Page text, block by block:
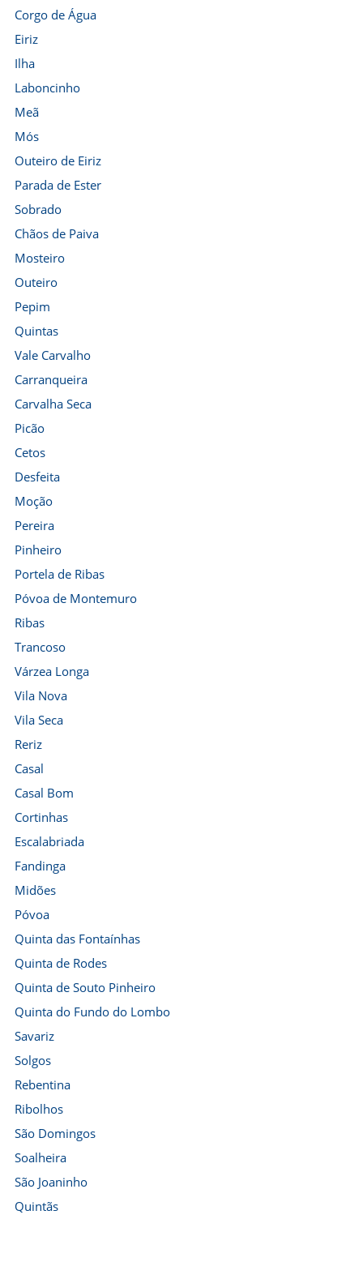
Corgo de Água
Eiriz
Ilha
Laboncinho
Meã
Mós
Outeiro de Eiriz
Parada de Ester
Sobrado
Chãos de Paiva
Mosteiro
Outeiro
Pepim
Quintas
Vale Carvalho
Carranqueira
Carvalha Seca
Picão
Cetos
Desfeita
Moção
Pereira
Pinheiro
Portela de Ribas
Póvoa de Montemuro
Ribas
Trancoso
Várzea Longa
Vila Nova
Vila Seca
Reriz
Casal
Casal Bom
Cortinhas
Escalabriada
Fandinga
Midões
Póvoa
Quinta das Fontaínhas
Quinta de Rodes
Quinta de Souto Pinheiro
Quinta do Fundo do Lombo
Savariz
Solgos
Rebentina
Ribolhos
São Domingos
Soalheira
São Joaninho
Quintãs